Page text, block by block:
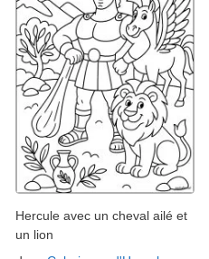
Hercule avec un cheval ailé et
un lion